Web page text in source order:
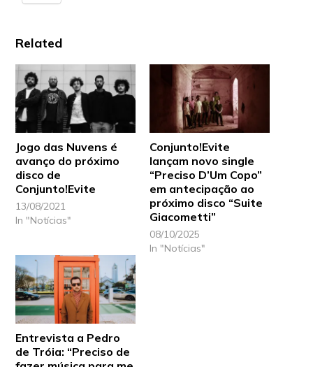
Related
Jogo das Nuvens é
avanço do próximo
disco de
Conjunto!Evite
13/08/2021
In "Notícias"
Conjunto!Evite
lançam novo single
“Preciso D’Um Copo”
em antecipação ao
próximo disco “Suite
Giacometti”
08/10/2025
In "Notícias"
Entrevista a Pedro
de Tróia: “Preciso de